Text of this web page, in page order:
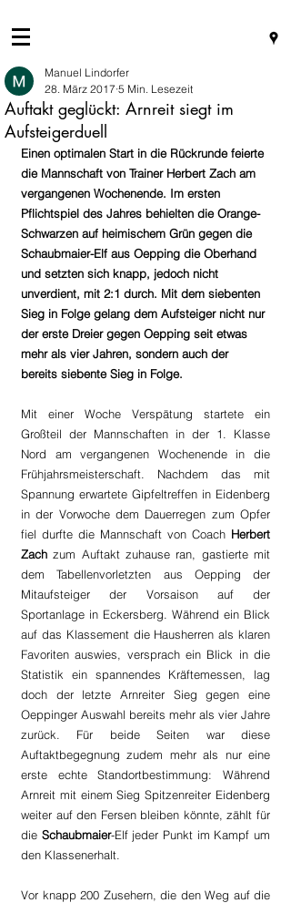
Auftakt geglückt: Arnreit siegt im
Aufsteigerduell
Manuel Lindorfer
28. März 2017 5 Min. Lesezeit
Einen optimalen Start in die Rückrunde feierte
die Mannschaft von Trainer Herbert Zach am
vergangenen Wochenende. Im ersten
Pflichtspiel des Jahres behielten die Orange-
Schwarzen auf heimischem Grün gegen die
Schaubmaier-Elf aus Oepping die Oberhand
und setzten sich knapp, jedoch nicht
unverdient, mit 2:1 durch. Mit dem siebenten
Sieg in Folge gelang dem Aufsteiger nicht nur
der erste Dreier gegen Oepping seit etwas
mehr als vier Jahren, sondern auch der
bereits siebente Sieg in Folge.
Mit einer Woche Verspätung startete ein
Großteil der Mannschaften in der 1. Klasse
Nord am vergangenen Wochenende in die
Frühjahrsmeisterschaft. Nachdem das mit
Spannung erwartete Gipfeltreffen in Eidenberg
in der Vorwoche dem Dauerregen zum Opfer
fiel durfte die Mannschaft von Coach Herbert
Zach zum Auftakt zuhause ran, gastierte mit
dem Tabellenvorletzten aus Oepping der
Mitaufsteiger der Vorsaison auf der
Sportanlage in Eckersberg. Während ein Blick
auf das Klassement die Hausherren als klaren
Favoriten auswies, versprach ein Blick in die
Statistik ein spannendes Kräftemessen, lag
doch der letzte Arnreiter Sieg gegen eine
Oeppinger Auswahl bereits mehr als vier Jahre
zurück. Für beide Seiten war diese
Auftaktbegegnung zudem mehr als nur eine
erste echte Standortbestimmung: Während
Arnreit mit einem Sieg Spitzenreiter Eidenberg
weiter auf den Fersen bleiben könnte, zählt für
die Schaubmaier-Elf jeder Punkt im Kampf um
den Klassenerhalt.
Vor knapp 200 Zusehern, die den Weg auf die